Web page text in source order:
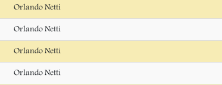
Orlando Netti
Orlando Netti
Orlando Netti
Orlando Netti